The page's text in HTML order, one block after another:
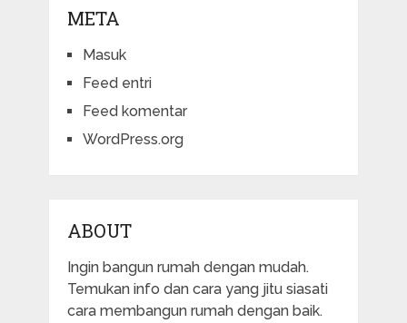
META
Masuk
Feed entri
Feed komentar
WordPress.org
ABOUT
Ingin bangun rumah dengan mudah.
Temukan info dan cara yang jitu siasati
cara membangun rumah dengan baik.